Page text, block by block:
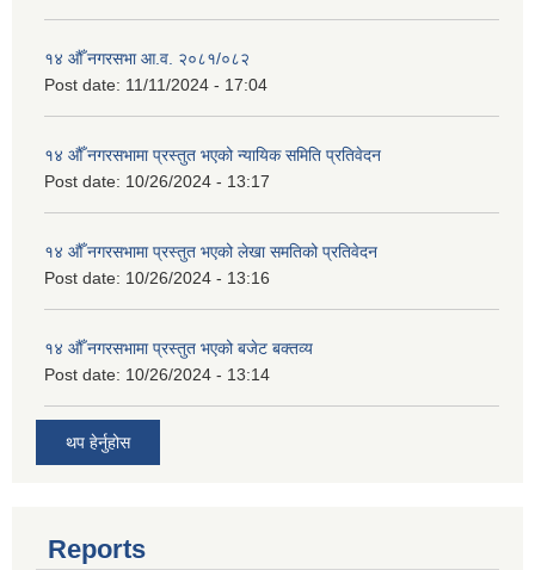
१४ औँ नगरसभा आ.व. २०८१/०८२
Post date: 11/11/2024 - 17:04
१४ औँ नगरसभामा प्रस्तुत भएको न्यायिक समिति प्रतिवेदन
Post date: 10/26/2024 - 13:17
१४ औँ नगरसभामा प्रस्तुत भएको लेखा समतिको प्रतिवेदन
Post date: 10/26/2024 - 13:16
१४ औँ नगरसभामा प्रस्तुत भएको बजेट बक्तव्य
Post date: 10/26/2024 - 13:14
थप हेर्नुहोस
Reports